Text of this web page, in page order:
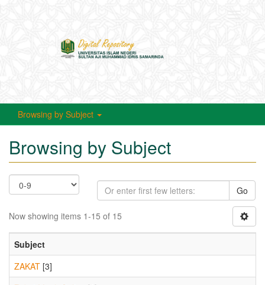
Browsing by Subject
Browsing by Subject
Go
Now showing items 1-15 of 15
Subject
ZAKAT [3]